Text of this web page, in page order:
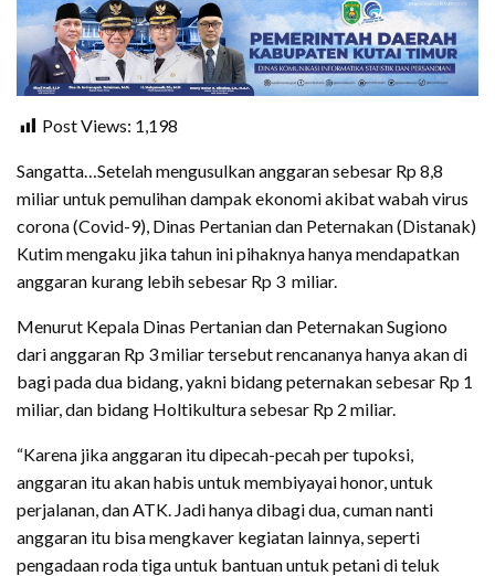
Post Views: 1,198
Sangatta…Setelah mengusulkan anggaran sebesar Rp 8,8
miliar untuk pemulihan dampak ekonomi akibat wabah virus
corona (Covid-9), Dinas Pertanian dan Peternakan (Distanak)
Kutim mengaku jika tahun ini pihaknya hanya mendapatkan
anggaran kurang lebih sebesar Rp 3 miliar.
Menurut Kepala Dinas Pertanian dan Peternakan Sugiono
dari anggaran Rp 3 miliar tersebut rencananya hanya akan di
bagi pada dua bidang, yakni bidang peternakan sebesar Rp 1
miliar, dan bidang Holtikultura sebesar Rp 2 miliar.
“Karena jika anggaran itu dipecah-pecah per tupoksi,
anggaran itu akan habis untuk membiyayai honor, untuk
perjalanan, dan ATK. Jadi hanya dibagi dua, cuman nanti
anggaran itu bisa mengkaver kegiatan lainnya, seperti
pengadaan roda tiga untuk bantuan untuk petani di teluk